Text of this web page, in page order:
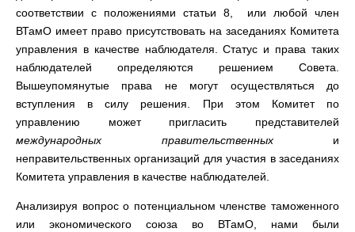
соответствии с положениями статьи 8, или любой член
ВТамО имеет право присутствовать на заседаниях Комитета
управления в качестве наблюдателя. Статус и права таких
наблюдателей определяются решением Совета.
Вышеупомянутые права не могут осуществляться до
вступления в силу решения. При этом Комитет по
управлению может пригласить представителей
международных правительственныхи
неправительственных организаций для участия в заседаниях
Комитета управления в качестве наблюдателей.
Анализируя вопрос о потенциальном членстве таможенного
или экономического союза во ВТамО, нами были